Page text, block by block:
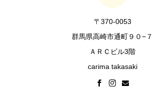
〒370-0053
群馬県高崎市通町９０−７
ＡＲＣビル3階
carima takasaki